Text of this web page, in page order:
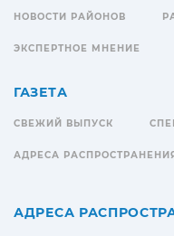
НОВОСТИ РАЙОНОВ
ЭКСПЕРТНОЕ МНЕНИЕ
ГАЗЕТА
СВЕЖИЙ ВЫПУСК
АДРЕСА РАСПРОСТРАНЕНИЯ
АДРЕСА